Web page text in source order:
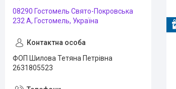
08290 Гостомель Свято-Покровська
232 А, Гостомель, Україна
ФОП Шилова Тетяна Петрівна
2631805523